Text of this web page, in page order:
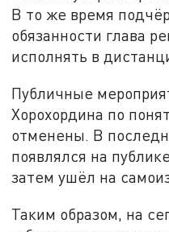
В то же время
обязанности глава
исполнять в
Публичные
Хорохордина по
отменены. В
появлялся на
затем ушёл на
Таким образом, на